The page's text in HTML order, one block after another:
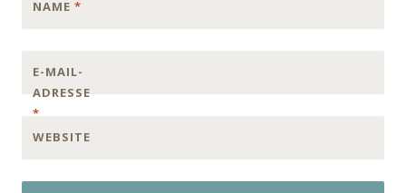
NAME *
E-MAIL-
ADRESSE
*
WEBSITE